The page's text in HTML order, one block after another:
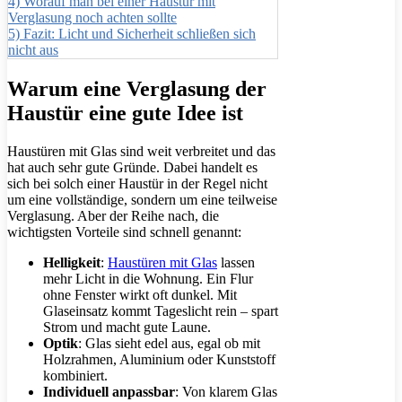
Verglasung noch achten sollte
5) Fazit: Licht und Sicherheit schließen sich
nicht aus
Warum eine Verglasung der
Haustür eine gute Idee ist
Haustüren mit Glas sind weit verbreitet und das
hat auch sehr gute Gründe. Dabei handelt es
sich bei solch einer Haustür in der Regel nicht
um eine vollständige, sondern um eine teilweise
Verglasung. Aber der Reihe nach, die
wichtigsten Vorteile sind schnell genannt:
Helligkeit: Haustüren mit Glas lassen
mehr Licht in die Wohnung. Ein Flur
ohne Fenster wirkt oft dunkel. Mit
Glaseinsatz kommt Tageslicht rein – spart
Strom und macht gute Laune.
Optik: Glas sieht edel aus, egal ob mit
Holzrahmen, Aluminium oder Kunststoff
kombiniert.
Individuell anpassbar: Von klarem Glas